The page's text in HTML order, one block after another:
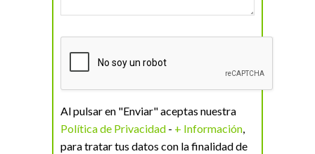
Al pulsar en "Enviar" aceptas nuestra
Política de Privacidad - + Información,
para tratar tus datos con la finalidad de